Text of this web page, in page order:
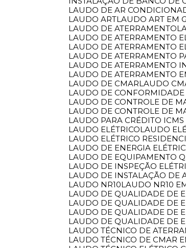
LAUDO DE AR
LAUDO ART LAUDO ART EM
LAUDO DE ATERRAMENTO
LAUDO DE ATERRAMENTO
LAUDO DE ATERRAMENTO
LAUDO DE ATERRAMENTO
LAUDO DE ATERRAMENTO
LAUDO DE ATERRAMENTO
LAUDO DE CMAR LAUDO
LAUDO DE
LAUDO DE CONTROLE DE
LAUDO DE CONTROLE DE
LAUDO PARA CRÉDITO
LAUDO ELÉTRICO LAUDO
LAUDO ELÉTRICO
LAUDO DE ENERGIA
LAUDO DE EQUIPAMENTO
LAUDO DE INSPEÇÃO
LAUDO DE INSTALAÇÃO
LAUDO NR10 LAUDO NR10
LAUDO DE QUALIDADE DE
LAUDO DE QUALIDADE DE
LAUDO DE QUALIDADE DE
LAUDO DE QUALIDADE DE
LAUDO TÉCNICO DE
LAUDO TÉCNICO DE CMAR